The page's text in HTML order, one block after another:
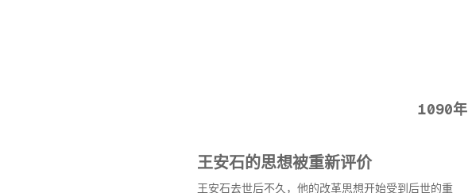
1090年
王安石的思想被重新评价
王安石去世后不久，他的改革思想开始受到后世的重